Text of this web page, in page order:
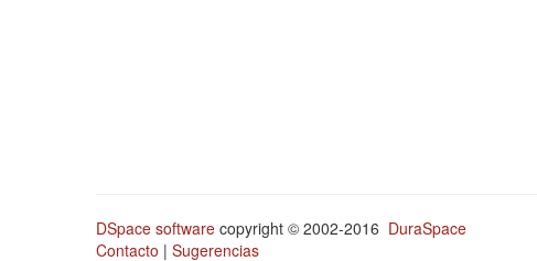
DSpace software copyright © 2002-2016 DuraSpace
Contacto | Sugerencias